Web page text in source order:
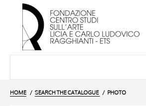
HOME SEARCH THE CATALOGUE PHOTO